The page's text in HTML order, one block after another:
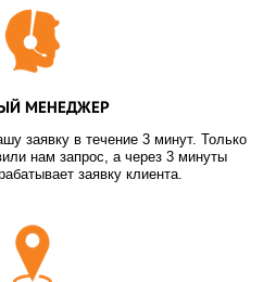
МЕНЕДЖЕР
заявку в течение 3 минут. Только
нам запрос, а через 3 минуты
заявку клиента.